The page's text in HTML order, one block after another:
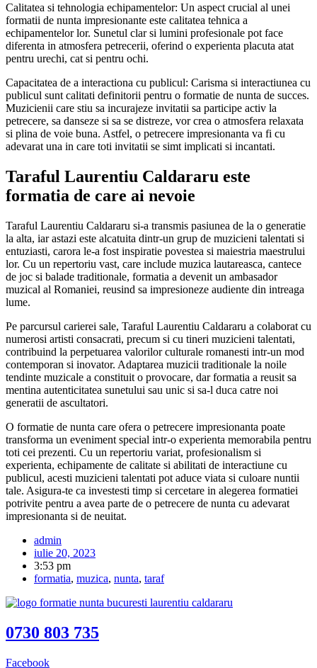
Calitatea si tehnologia echipamentelor: Un aspect crucial al unei
formatii de nunta impresionante este calitatea tehnica a
echipamentelor lor. Sunetul clar si lumini profesionale pot face
diferenta in atmosfera petrecerii, oferind o experienta placuta atat
pentru urechi, cat si pentru ochi.
Capacitatea de a interactiona cu publicul: Carisma si interactiunea cu
publicul sunt calitati definitorii pentru o formatie de nunta de succes.
Muzicienii care stiu sa incurajeze invitatii sa participe activ la
petrecere, sa danseze si sa se distreze, vor crea o atmosfera relaxata
si plina de voie buna. Astfel, o petrecere impresionanta va fi cu
adevarat una in care toti invitatii se simt implicati si incantati.
Taraful Laurentiu Caldararu este
formatia de care ai nevoie
Taraful Laurentiu Caldararu si-a transmis pasiunea de la o generatie
la alta, iar astazi este alcatuita dintr-un grup de muzicieni talentati si
entuziasti, carora le-a fost inspiratie povestea si maiestria maestrului
lor. Cu un repertoriu vast, care include muzica lautareasca, cantece
de joc si balade traditionale, formatia a devenit un ambasador
muzical al Romaniei, reusind sa impresioneze audiente din intreaga
lume.
Pe parcursul carierei sale, Taraful Laurentiu Caldararu a colaborat cu
numerosi artisti consacrati, precum si cu tineri muzicieni talentati,
contribuind la perpetuarea valorilor culturale romanesti intr-un mod
contemporan si inovator. Adaptarea muzicii traditionale la noile
tendinte muzicale a constituit o provocare, dar formatia a reusit sa
mentina autenticitatea sunetului sau unic si sa-l duca catre noi
generatii de ascultatori.
O formatie de nunta care ofera o petrecere impresionanta poate
transforma un eveniment special intr-o experienta memorabila pentru
toti cei prezenti. Cu un repertoriu variat, profesionalism si
experienta, echipamente de calitate si abilitati de interactiune cu
publicul, acesti muzicieni talentati pot aduce viata si culoare nuntii
tale. Asigura-te ca investesti timp si cercetare in alegerea formatiei
potrivite pentru a avea parte de o petrecere de nunta cu adevarat
impresionanta si de neuitat.
admin
iulie 20, 2023
3:53 pm
formatia, muzica, nunta, taraf
0730 803 735
Facebook